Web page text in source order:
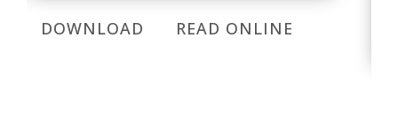
DOWNLOAD READ ONLINE